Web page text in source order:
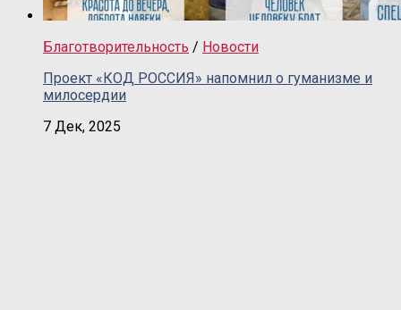
Благотворительность / Новости
Проект «КОД РОССИЯ» напомнил о гуманизме и
милосердии
7 Дек, 2025